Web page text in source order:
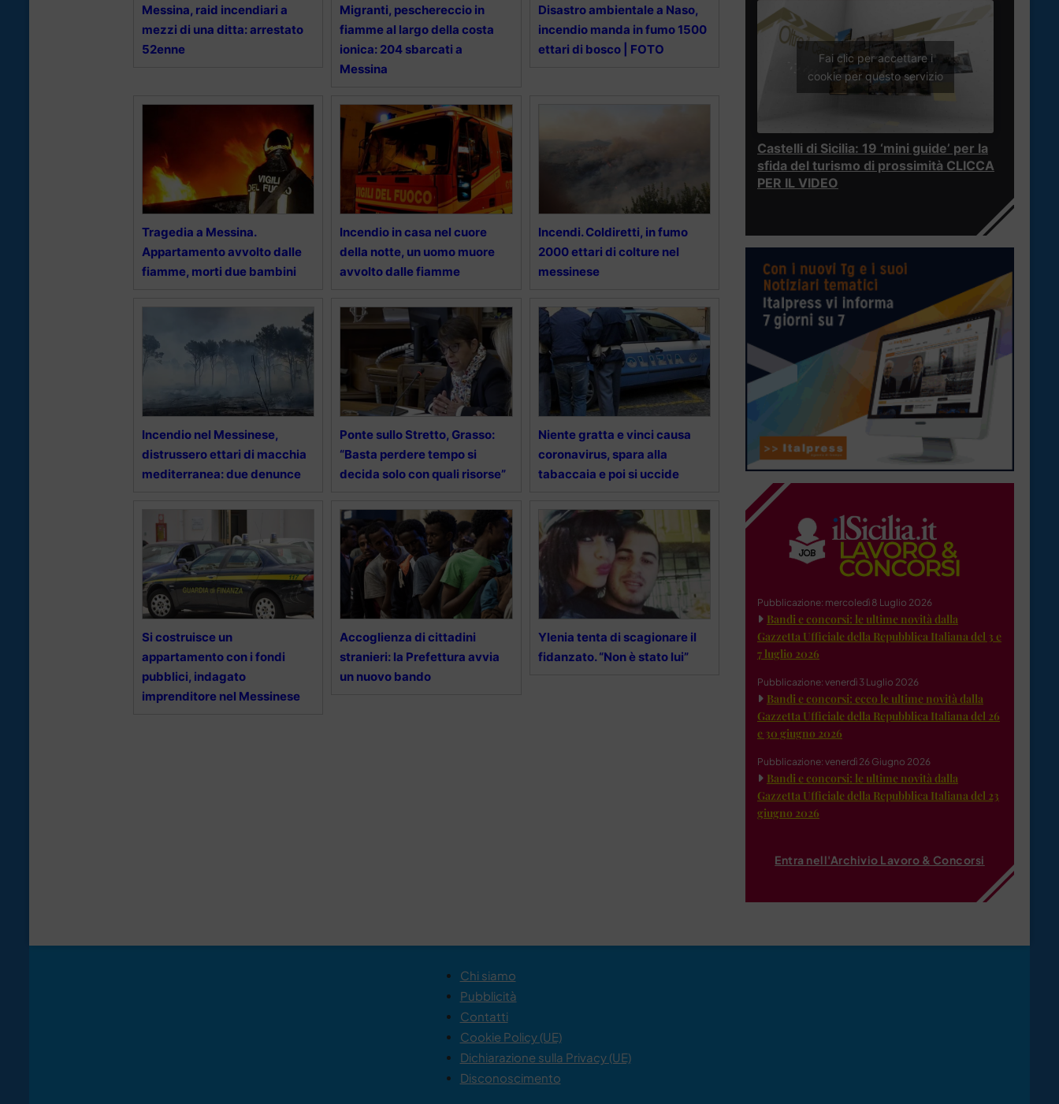
Messina, raid incendiari a
mezzi di una ditta: arrestato
52enne
Migranti, peschereccio in
fiamme al largo della costa
ionica: 204 sbarcati a
Messina
Disastro ambientale a Naso,
incendio manda in fumo 1500
ettari di bosco | FOTO
Tragedia a Messina.
Appartamento avvolto dalle
fiamme, morti due bambini
Incendio in casa nel cuore
della notte, un uomo muore
avvolto dalle fiamme
Incendi. Coldiretti, in fumo
2000 ettari di colture nel
messinese
Incendio nel Messinese,
distrussero ettari di macchia
mediterranea: due denunce
Ponte sullo Stretto, Grasso:
“Basta perdere tempo si
decida solo con quali risorse”
Niente gratta e vinci causa
coronavirus, spara alla
tabaccaia e poi si uccide
Si costruisce un
appartamento con i fondi
pubblici, indagato
imprenditore nel Messinese
Accoglienza di cittadini
stranieri: la Prefettura avvia
un nuovo bando
Ylenia tenta di scagionare il
fidanzato. “Non è stato lui”
Fai clic per accettare i
cookie per questo servizio
Castelli di Sicilia: 19 ‘mini guide’ per la
sfida del turismo di prossimità CLICCA
PER IL VIDEO
Pubblicazione: mercoledì 8 Luglio 2026
Bandi e concorsi: le ultime novità dalla
Gazzetta Ufficiale della Repubblica Italiana del 3 e
7 luglio 2026
Pubblicazione: venerdì 3 Luglio 2026
Bandi e concorsi: ecco le ultime novità dalla
Gazzetta Ufficiale della Repubblica Italiana del 26
e 30 giugno 2026
Pubblicazione: venerdì 26 Giugno 2026
Bandi e concorsi: le ultime novità dalla
Gazzetta Ufficiale della Repubblica Italiana del 23
giugno 2026
Entra nell'Archivio Lavoro & Concorsi
Chi siamo
Pubblicità
Contatti
Cookie Policy (UE)
Dichiarazione sulla Privacy (UE)
Disconoscimento